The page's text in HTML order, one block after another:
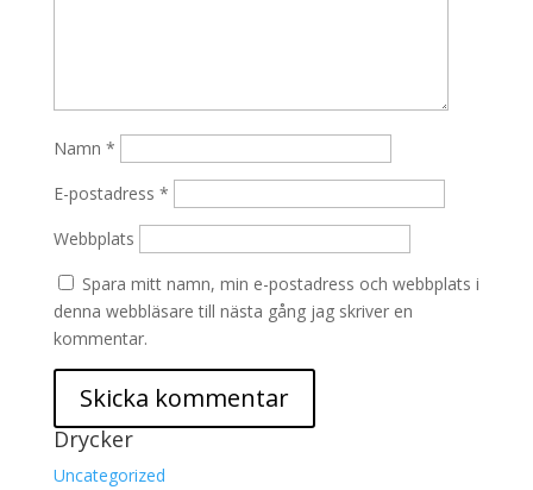
Namn *
E-postadress *
Webbplats
Spara mitt namn, min e-postadress och webbplats i
denna webbläsare till nästa gång jag skriver en
kommentar.
Drycker
Uncategorized